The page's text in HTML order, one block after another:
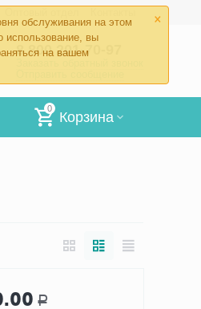
×
обслуживания на этом
использование, вы
на вашем
8 800 201-70-97
0
Корзина
Р